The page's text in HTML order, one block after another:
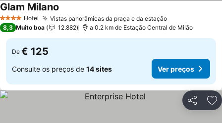
4 EstrelasHotel Vistas panorâmicas da praça e da estaçãoVer preços
Glam Milano
8,3 Muito boa 12.882 a 0.2 km de Estação Central de Milão
De € 125
Consulte os preços de 14 sites Ver preços
Partilhar